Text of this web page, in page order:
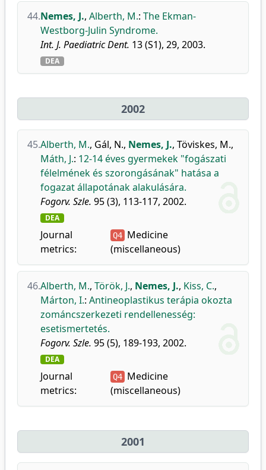
44.Nemes, J., Alberth, M.: The Ekman-
Westborg-Julin Syndrome.
Int. J. Paediatric Dent. 13 (S1), 29, 2003.
DEA
2002
45.Alberth, M., Gál, N., Nemes, J., Töviskes, M.,
Máth, J.: 12-14 éves gyermekek "fogászati
félelmének és szorongásának" hatása a
fogazat állapotának alakulására.
Fogorv. Szle. 95 (3), 113-117, 2002.
DEA
Journal
metrics:
Q4 Medicine
(miscellaneous)
46.Alberth, M., Török, J., Nemes, J., Kiss, C.,
Márton, I.: Antineoplastikus terápia okozta
zománcszerkezeti rendellenesség:
esetismertetés.
Fogorv. Szle. 95 (5), 189-193, 2002.
DEA
Journal
metrics:
Q4 Medicine
(miscellaneous)
2001